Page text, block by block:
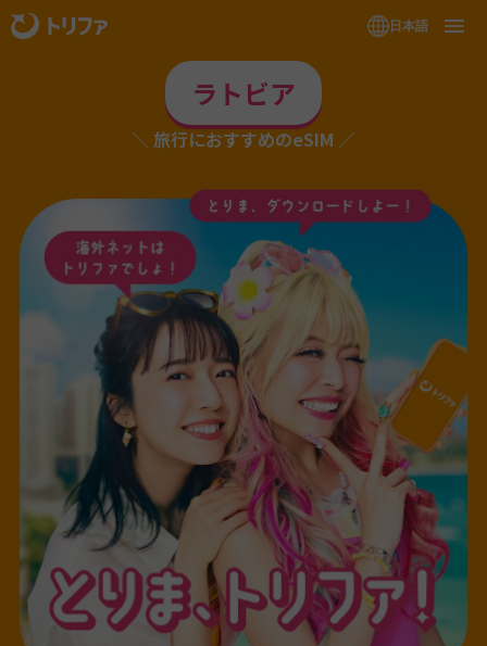
日本語
ラトビア
旅行におすすめのeSIM